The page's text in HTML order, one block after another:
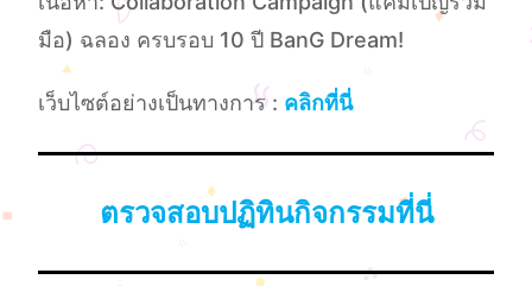
มือ) ฉลอง ครบรอบ 10 ปี BanG Dream!
เว็บไซต์อย่างเป็นทางการ : คลิกที่นี่
ตรวจสอบปฏิทินกิจกรรมที่นี่